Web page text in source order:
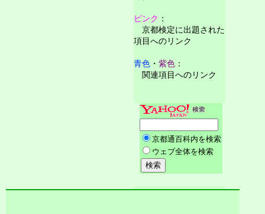
ピンク ：
京都検定に出題された
項目へのリンク
青色 ・ 紫色 ：
関連項目へのリンク